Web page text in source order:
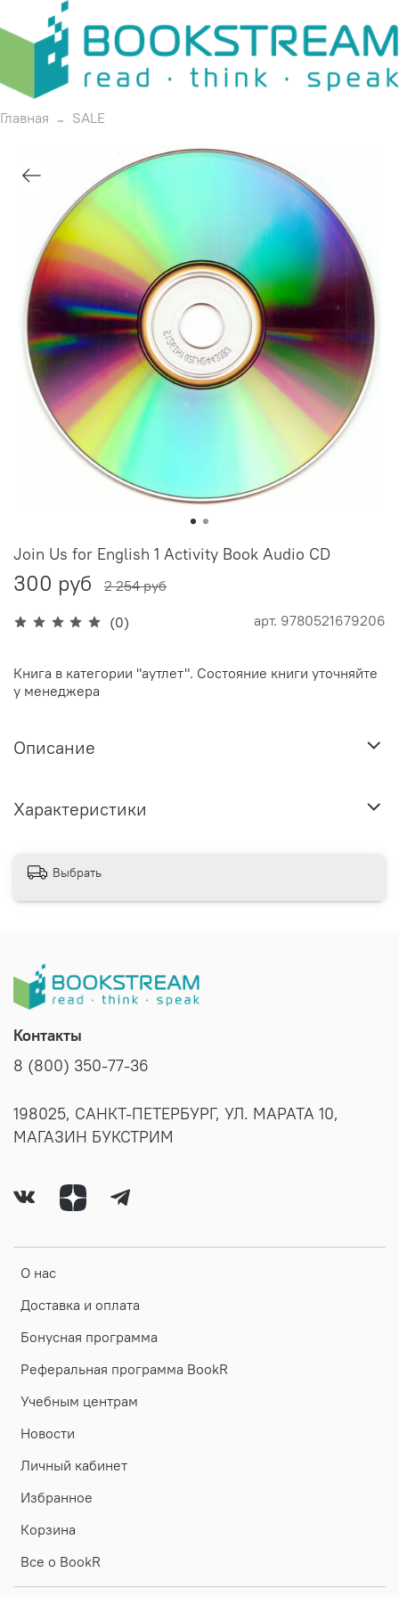
Главная SALE
(0) арт. 9780521679206
Join Us for English 1 Activity Book Audio CD
300 руб 2 254 руб
Книга в категории "аутлет". Состояние книги уточняйте
у менеджера
Описание
Характеристики
Выбрать
О нас
Доставка и оплата
Бонусная программа
Реферальная программа BookR
Учебным центрам
Новости
Личный кабинет
Избранное
Корзина
Все о BookR
Контакты
8 (800) 350-77-36
198025, САНКТ-ПЕТЕРБУРГ, УЛ. МАРАТА 10,
МАГАЗИН БУКСТРИМ